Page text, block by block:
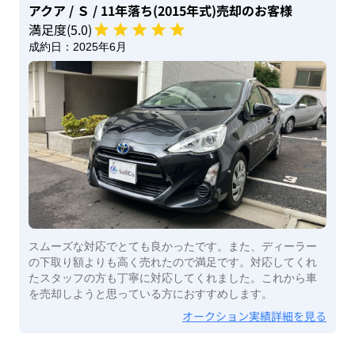
アクア / Ｓ / 11年落ち(2015年式)売却のお客様
満足度(5.0)
成約日： 2025年6月
スムーズな対応でとても良かったです。また、ディーラー
の下取り額よりも高く売れたので満足です。対応してくれ
たスタッフの方も丁寧に対応してくれました。これから車
を売却しようと思っている方におすすめします。
オークション実績詳細を見る